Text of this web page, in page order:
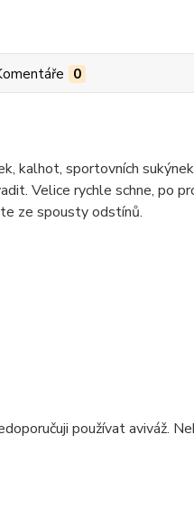
0
kalhot, sportovních
Velice rychle schne, po
ze spousty odstínů.
používat aviváž.